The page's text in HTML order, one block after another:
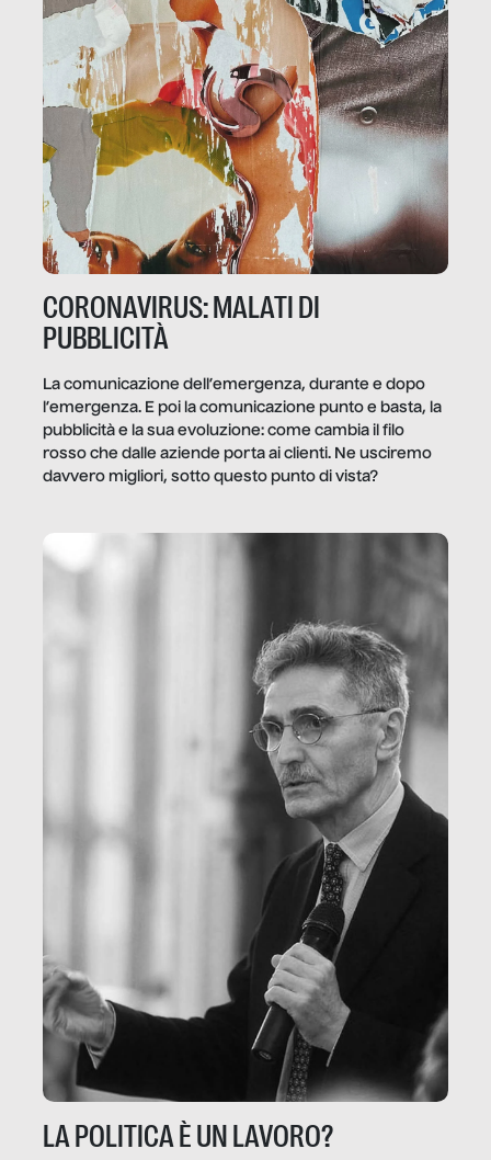
CORONAVIRUS: MALATI DI
PUBBLICITÀ
La comunicazione dell’emergenza, durante e dopo
l’emergenza. E poi la comunicazione punto e basta, la
pubblicità e la sua evoluzione: come cambia il filo
rosso che dalle aziende porta ai clienti. Ne usciremo
davvero migliori, sotto questo punto di vista?
LA POLITICA È UN LAVORO?